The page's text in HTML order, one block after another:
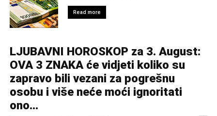
Read more
LJUBAVNI HOROSKOP za 3. August:
OVA 3 ZNAKA će vidjeti koliko su
zapravo bili vezani za pogrešnu
osobu i više neće moći ignoritati
ono...